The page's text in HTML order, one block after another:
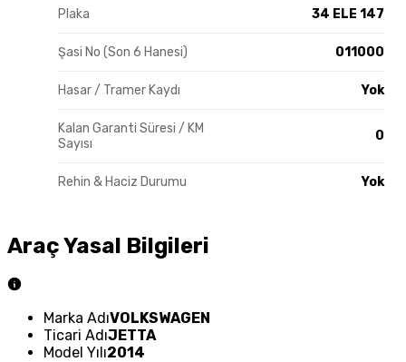
Plaka 34 ELE 147
Şasi No (Son 6 Hanesi) 011000
Hasar / Tramer Kaydı Yok
Kalan Garanti Süresi / KM
Sayısı
0
Rehin & Haciz Durumu Yok
Araç Yasal Bilgileri
Marka AdıVOLKSWAGEN
Ticari AdıJETTA
Model Yılı2014